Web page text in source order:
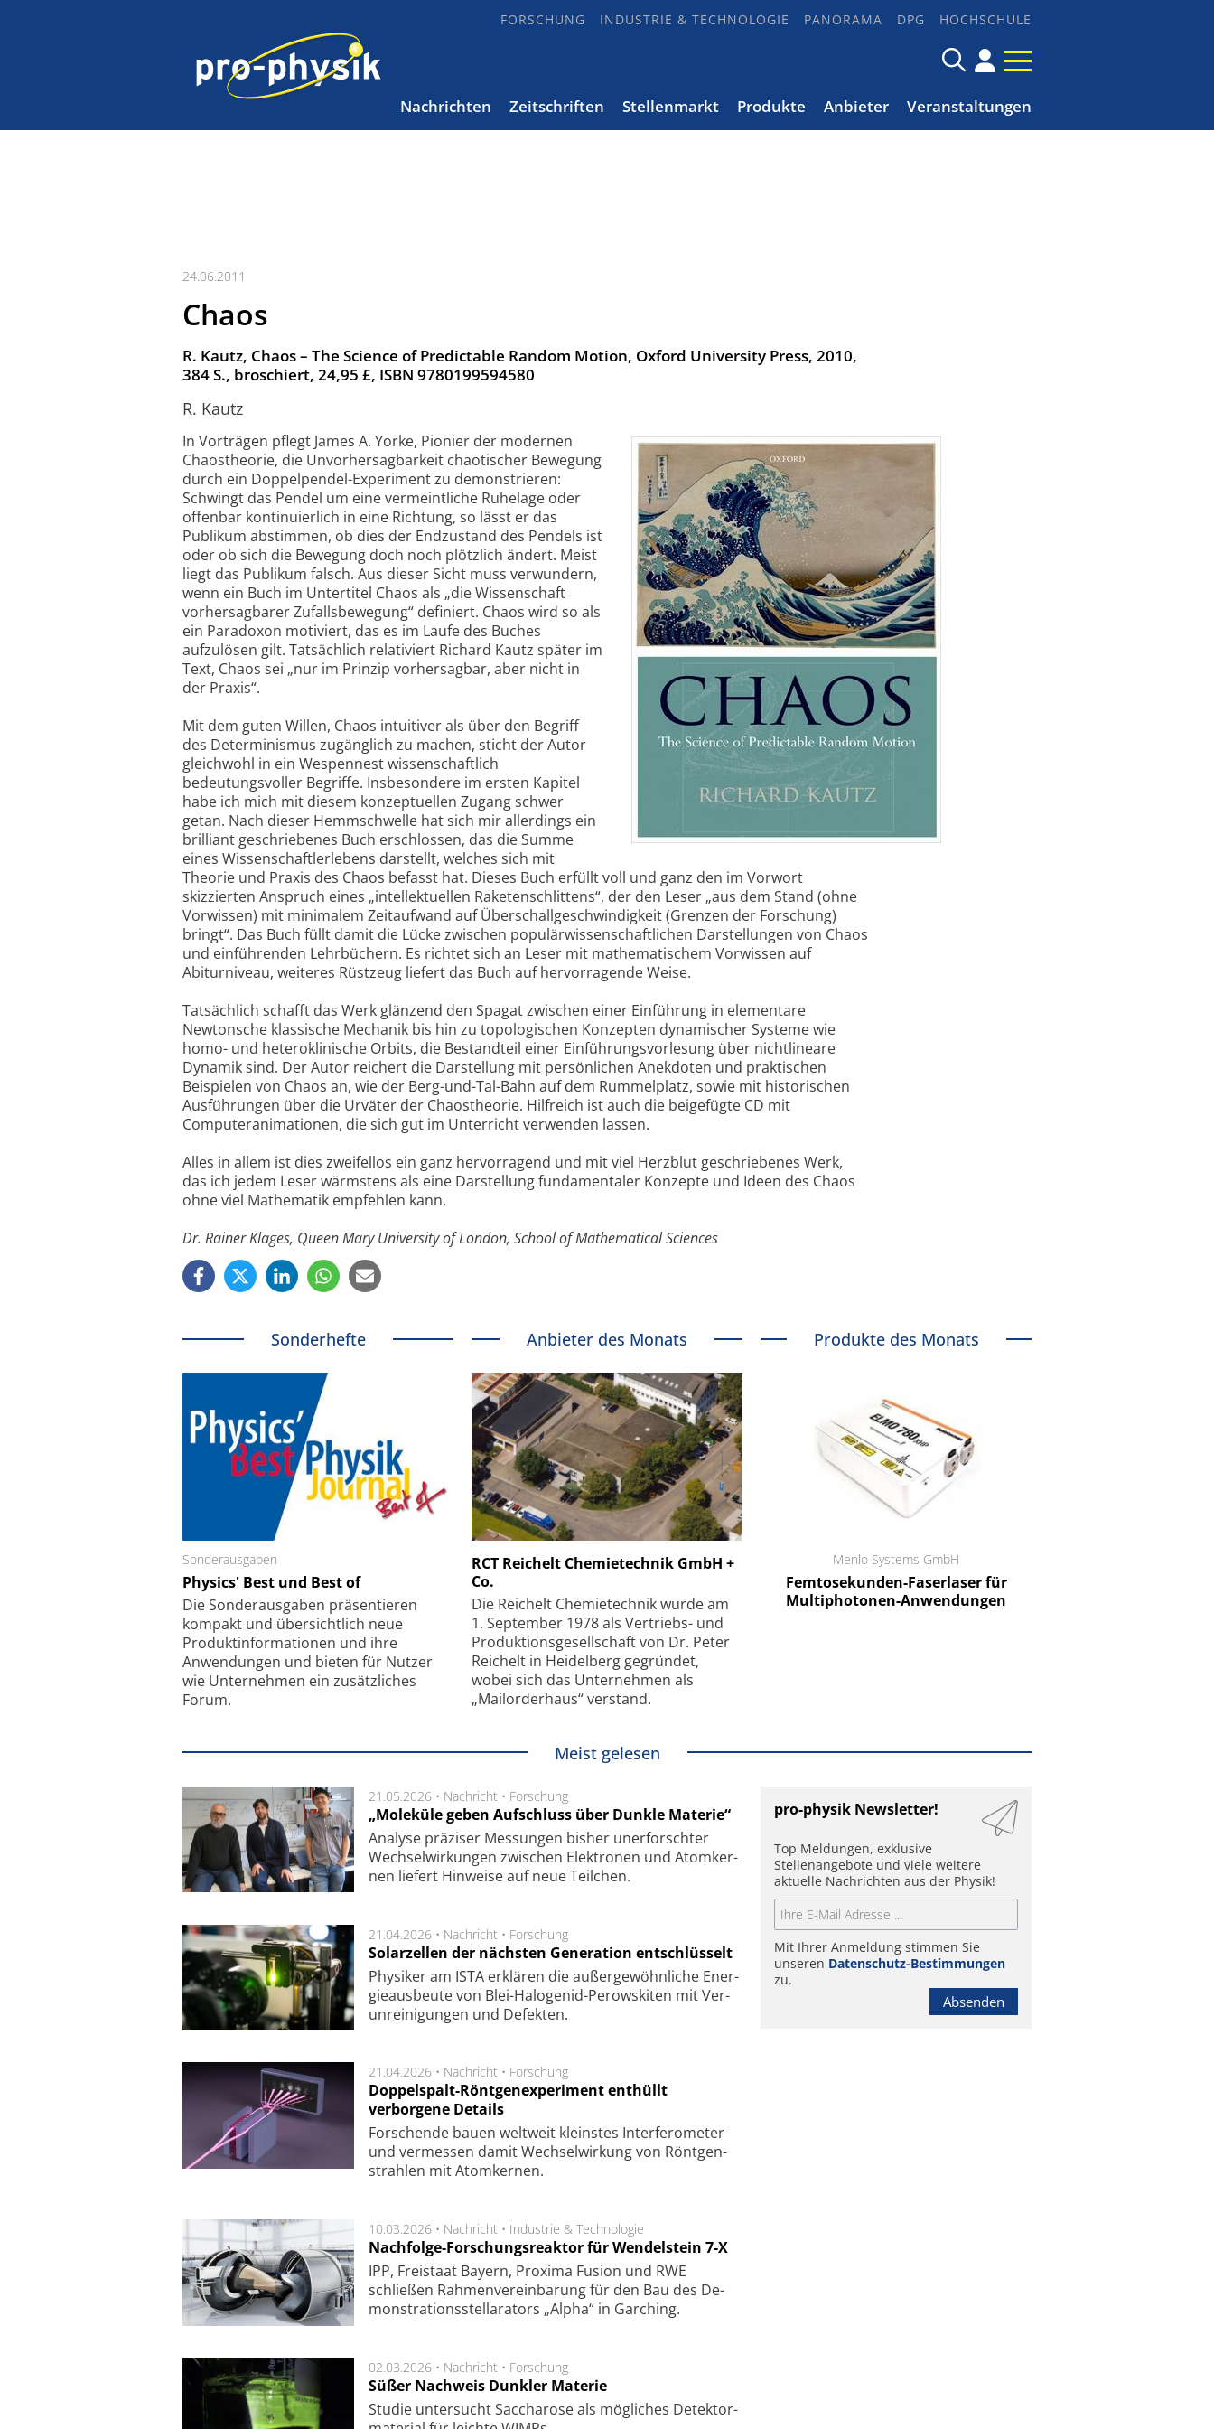
FORSCHUNG INDUSTRIE & TECHNOLOGIE PANORAMA DPG HOCHSCHULE
Nachrichten Zeitschriften Stellenmarkt Produkte Anbieter Veranstaltungen
24.06.2011
Chaos
R. Kautz, Chaos – The Science of Predictable Random Motion, Oxford University Press, 2010,
384 S., broschiert, 24,95 £, ISBN 9780199594580
R. Kautz
In Vorträgen pflegt James A. Yorke, Pionier der modernen
Chaostheorie, die Unvorhersagbarkeit chaotischer Bewegung
durch ein Doppelpendel-Experiment zu demonstrieren:
Schwingt das Pendel um eine vermeintliche Ruhelage oder
offenbar kontinuierlich in eine Richtung, so lässt er das
Publikum abstimmen, ob dies der Endzustand des Pendels ist
oder ob sich die Bewegung doch noch plötzlich ändert. Meist
liegt das Publikum falsch. Aus dieser Sicht muss verwundern,
wenn ein Buch im Untertitel Chaos als „die Wissenschaft
vorhersagbarer Zufallsbewegung“ definiert. Chaos wird so als
ein Paradoxon motiviert, das es im Laufe des Buches
aufzulösen gilt. Tatsächlich relativiert Richard Kautz später im
Text, Chaos sei „nur im Prinzip vorhersagbar, aber nicht in
der Praxis“.
Mit dem guten Willen, Chaos intuitiver als über den Begriff
des Determinismus zugänglich zu machen, sticht der Autor
gleichwohl in ein Wespennest wissenschaftlich
bedeutungsvoller Begriffe. Insbesondere im ersten Kapitel
habe ich mich mit diesem konzeptuellen Zugang schwer
getan. Nach dieser Hemmschwelle hat sich mir allerdings ein
brilliant geschriebenes Buch erschlossen, das die Summe
eines Wissenschaftlerlebens darstellt, welches sich mit
Theorie und Praxis des Chaos befasst hat. Dieses Buch erfüllt voll und ganz den im Vorwort
skizzierten Anspruch eines „intellektuellen Raketenschlittens“, der den Leser „aus dem Stand (ohne
Vorwissen) mit minimalem Zeitaufwand auf Überschallgeschwindigkeit (Grenzen der Forschung)
bringt“. Das Buch füllt damit die Lücke zwischen populärwissenschaftlichen Darstellungen von Chaos
und einführenden Lehrbüchern. Es richtet sich an Leser mit mathematischem Vorwissen auf
Abiturniveau, weiteres Rüstzeug liefert das Buch auf hervor­ragende Weise.
Tatsächlich schafft das Werk glänzend den Spagat zwischen einer Einführung in elementare
Newtonsche klassische Mechanik bis hin zu topologischen Konzepten dynamischer Systeme wie
homo- und heteroklinische Orbits, die Bestandteil einer Einführungsvorlesung über nichtlineare
Dynamik sind. Der Autor reichert die Darstellung mit persönlichen Anekdoten und praktischen
Beispielen von Chaos an, wie der Berg-und-Tal-Bahn auf dem Rummelplatz, sowie mit historischen
Ausführungen über die Urväter der Chaostheorie. Hilfreich ist auch die beigefügte CD mit
Computeranimationen, die sich gut im Unterricht verwenden lassen.
Alles in allem ist dies zweifellos ein ganz hervorragend und mit viel Herzblut geschriebenes Werk,
das ich jedem Leser wärmstens als eine Darstellung fundamentaler Konzepte und Ideen des Chaos
ohne viel Mathematik empfehlen kann.
Dr. Rainer Klages, Queen Mary University of London, School of Mathematical Sciences
Sonderhefte
Sonderausgaben
Physics' Best und Best of
Die Sonder­ausgaben präsentieren
kompakt und übersichtlich neue
Produkt­informationen und ihre
Anwendungen und bieten für Nutzer
wie Unternehmen ein zusätzliches
Forum.
Anbieter des Monats
RCT Reichelt Chemietechnik GmbH +
Co.
Die Reichelt Chemietechnik wurde am
1. September 1978 als Vertriebs- und
Produktionsgesellschaft von Dr. Peter
Reichelt in Heidelberg gegründet,
wobei sich das Unternehmen als
„Mailorderhaus“ verstand.
Produkte des Monats
Faserkoppler mit Super-
Feinfokussierungsmechanismus
SmarAct GmbH
kleinstem Raum
Menlo Systems GmbH
Femtosekunden-Faserlaser für
Multiphotonen-Anwendungen
Meist gelesen
21.05.2026 • Nachricht • Forschung
„Moleküle geben Aufschluss über Dunkle Materie“
Analyse prä­zi­ser Mes­sung­en bis­her un­er­for­schter
Wech­sel­wir­kung­en zwi­schen Elek­tro­nen und Atom­ker­
nen lie­fert Hin­wei­se auf neue Teil­chen.
21.04.2026 • Nachricht • Forschung
Solarzellen der nächsten Generation entschlüsselt
Physiker am ISTA er­klä­ren die außer­ge­wöhn­li­che Ener­
gie­aus­beu­te von Blei-Halo­ge­nid-Perows­ki­ten mit Ver­
unrei­ni­gung­en und De­fek­ten.
21.04.2026 • Nachricht • Forschung
Doppelspalt-Röntgenexperiment enthüllt
verborgene Details
For­schen­de bau­en welt­weit kleins­tes In­ter­fe­ro­me­ter
und ver­mes­sen da­mit Wech­sel­wir­kung von Rönt­gen­
strah­len mit Atom­ker­nen.
10.03.2026 • Nachricht • Industrie & Technologie
Nachfolge-Forschungsreaktor für Wendelstein 7-X
IPP, Frei­staat Bay­ern, Pro­xi­ma Fu­sion und RWE
schließen Rah­men­ver­ein­ba­rung für den Bau des De­
mon­stra­tions­stel­la­ra­tors „Alpha“ in Gar­ching.
02.03.2026 • Nachricht • Forschung
Süßer Nachweis Dunkler Materie
Studie unter­sucht Saccha­ro­se als mög­li­ches De­tek­tor­
pro-physik Newsletter!
Top Meldungen, exklusive
Stellenangebote und viele weitere
aktuelle Nachrichten aus der Physik!
Mit Ihrer Anmeldung stimmen Sie
unseren Datenschutz-Bestimmungen
zu.
Absenden